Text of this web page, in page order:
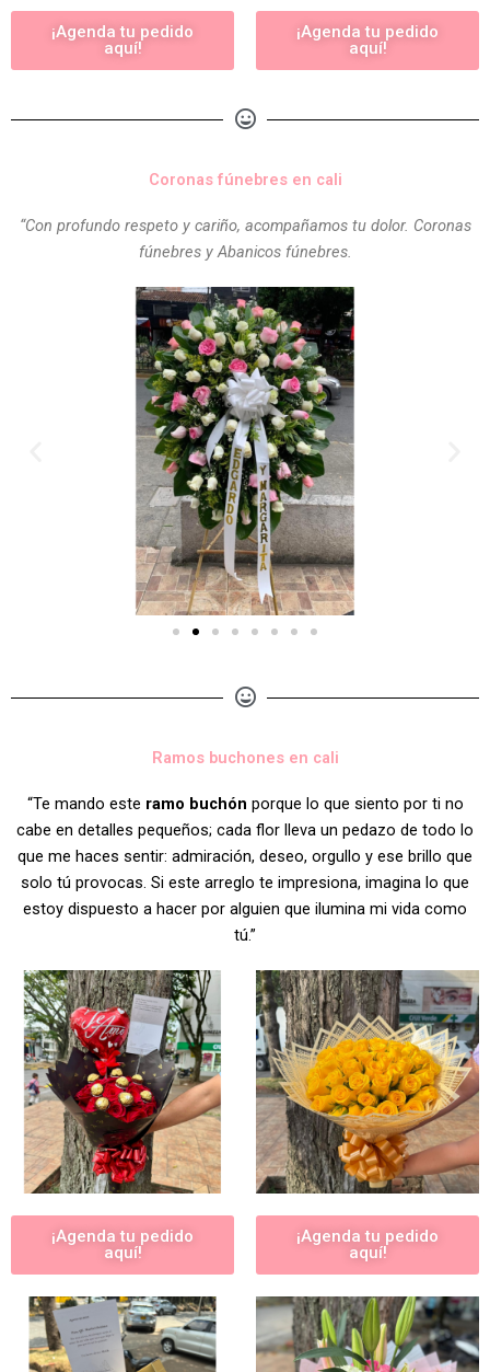
¡Agenda tu pedido
aquí!
¡Agenda tu pedido
aquí!
Coronas fúnebres en cali
“Con profundo respeto y cariño, acompañamos tu dolor. Coronas
fúnebres y Abanicos fúnebres.
Ramos buchones en cali
“Te mando este ramo buchón porque lo que siento por ti no
cabe en detalles pequeños; cada flor lleva un pedazo de todo lo
que me haces sentir: admiración, deseo, orgullo y ese brillo que
solo tú provocas. Si este arreglo te impresiona, imagina lo que
estoy dispuesto a hacer por alguien que ilumina mi vida como
tú.”
¡Agenda tu pedido
aquí!
¡Agenda tu pedido
aquí!